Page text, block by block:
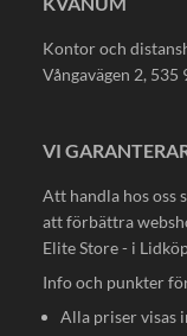
Kontor och
Vångavägen 2, 535
VI
Att handla hos oss
att förbättra
Elite Store - i
Info och punkter
Alla priser visas